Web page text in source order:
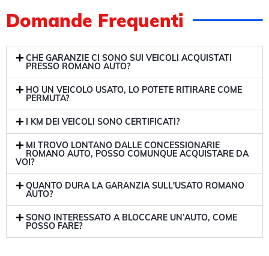
Domande Frequenti
CHE GARANZIE CI SONO SUI VEICOLI ACQUISTATI
PRESSO ROMANO AUTO?
HO UN VEICOLO USATO, LO POTETE RITIRARE COME
PERMUTA?
I KM DEI VEICOLI SONO CERTIFICATI?
MI TROVO LONTANO DALLE CONCESSIONARIE
ROMANO AUTO, POSSO COMUNQUE ACQUISTARE DA
VOI?
QUANTO DURA LA GARANZIA SULL'USATO ROMANO
AUTO?
SONO INTERESSATO A BLOCCARE UN’AUTO, COME
POSSO FARE?